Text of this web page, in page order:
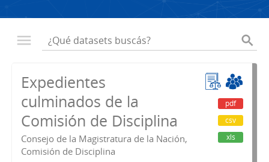
Expedientes
culminados de la
Comisión de Disciplina
Consejo de la Magistratura de la Nación,
Comisión de Disciplina
pdf
csv
xls